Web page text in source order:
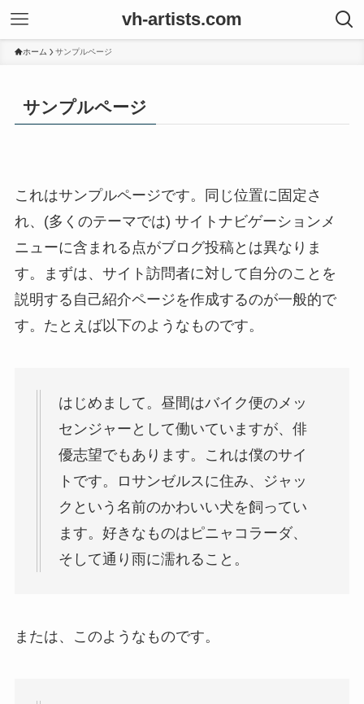
vh-artists.com
ホーム サンプルページ
サンプルページ
これはサンプルページです。同じ位置に固定さ
れ、(多くのテーマでは) サイトナビゲーションメ
ニューに含まれる点がブログ投稿とは異なりま
す。まずは、サイト訪問者に対して自分のことを
説明する自己紹介ページを作成するのが一般的で
す。たとえば以下のようなものです。
はじめまして。昼間はバイク便のメッ
センジャーとして働いていますが、俳
優志望でもあります。これは僕のサイ
トです。ロサンゼルスに住み、ジャッ
クという名前のかわいい犬を飼ってい
ます。好きなものはピニャコラーダ、
そして通り雨に濡れること。
または、このようなものです。